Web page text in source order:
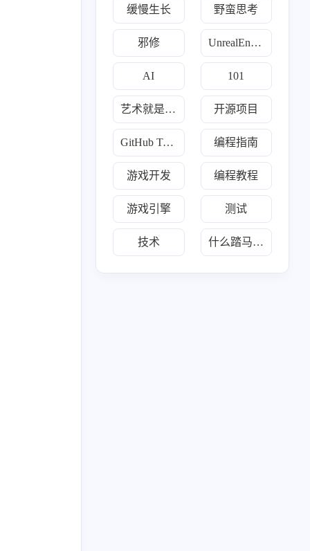
每日推荐159 游戏开发2
Javascript2 Llm12 Python1
3D7 散修联盟
Trading2 Trending159
缓慢生长 野蛮思考
邪修 UnrealEngine
AI 101
艺术就是爆炸 开源项目
GitHub Trending 编程指南
游戏开发 编程教程
游戏引擎 测试
技术 什么踏马的叫惊喜